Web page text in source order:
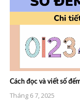
Cách đọc và viết số
Tháng 6 7, 2025